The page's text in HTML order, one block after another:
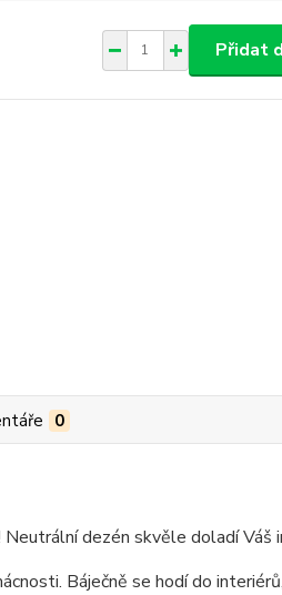
Přidat
0
dezén skvěle doladí Váš
Báječně se hodí do